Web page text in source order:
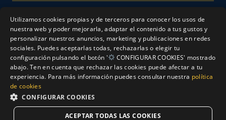
Aviso Legal
Política de Cookies
Utilizamos cookies propias y de terceros para conocer los usos de
nuestra web y poder mejorarla, adaptar el contenido a tus gustos y
personalizar nuestros anuncios, marketing y publicaciones en redes
sociales. Puedes aceptarlas todas, rechazarlas o elegir tu
configuración pulsando el botón '
CONFIGURAR COOKIES' mostrado
abajo. Ten en cuenta que rechazar las cookies puede afectar a tu
experiencia. Para más información puedes consultar nuestra política
de cookies
CONFIGURAR COOKIES
ACEPTAR TODAS LAS COOKIES